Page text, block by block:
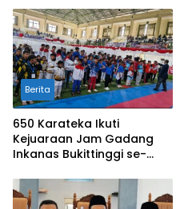
Berita
650 Karateka Ikuti
Kejuaraan Jam Gadang
Inkanas Bukittinggi se-